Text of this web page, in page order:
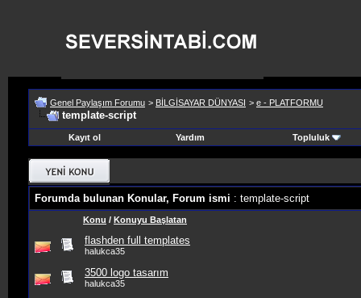
Genel Paylaşım Forumu > BİLGİSAYAR DÜNYASI > e - PLATFORMU
template-script
Kayıt ol Yardım Topluluk
Forumda bulunan Konular, Forum ismi : template-script
Konu / Konuyu Başlatan
flashden full templates
halukca35
3500 logo tasarım
halukca35